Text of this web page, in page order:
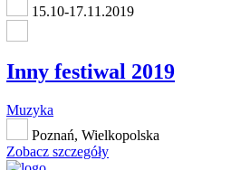
15.10-17.11.2019
Inny festiwal 2019
Muzyka
Poznań, Wielkopolska
Zobacz szczegóły